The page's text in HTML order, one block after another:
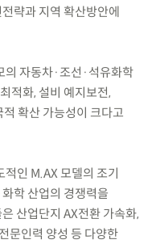
략과 지역 확산방안에
의 자동차·조선·석유화학
적화, 설비 예지보전,
확산 가능성이 크다고
인 M.AX 모델의 조기
학 산업의 경쟁력을
산업단지 AX전환 가속화,
문인력 양성 등 다양한